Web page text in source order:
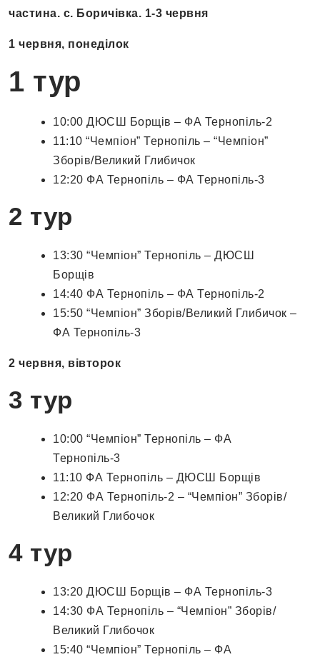
частина. с. Боричівка. 1-3 червня
1 червня, понеділок
1 тур
10:00 ДЮСШ Борщів – ФА Тернопіль-2
11:10 “Чемпіон” Тернопіль – “Чемпіон”
Зборів/Великий Глибичок
12:20 ФА Тернопіль – ФА Тернопіль-3
2 тур
13:30 “Чемпіон” Тернопіль – ДЮСШ
Борщів
14:40 ФА Тернопіль – ФА Тернопіль-2
15:50 “Чемпіон” Зборів/Великий Глибичок –
ФА Тернопіль-3
2 червня, вівторок
3 тур
10:00 “Чемпіон” Тернопіль – ФА
Тернопіль-3
11:10 ФА Тернопіль – ДЮСШ Борщів
12:20 ФА Тернопіль-2 – “Чемпіон” Зборів/
Великий Глибочок
4 тур
13:20 ДЮСШ Борщів – ФА Тернопіль-3
14:30 ФА Тернопіль – “Чемпіон” Зборів/
Великий Глибочок
15:40 “Чемпіон” Тернопіль – ФА